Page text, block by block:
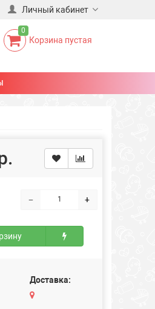
Личный кабинет
0
Корзина пустая
− +
Доставка: